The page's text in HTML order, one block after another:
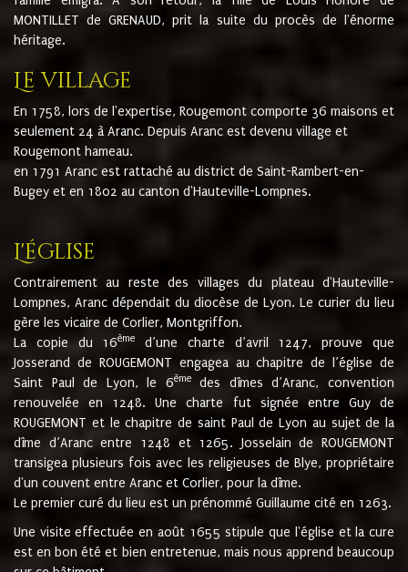
MONTILLET de GRENAUD, prit la suite du procès de l'énorme
héritage.
Le village
En 1758, lors de l'expertise, Rougemont comporte 36 maisons et
seulement 24 à Aranc. Depuis Aranc est devenu village et
Rougemont hameau.
en 1791 Aranc est rattaché au district de Saint-Rambert-en-
Bugey et en 1802 au canton d'Hauteville-Lompnes.
L'église
Contrairement au reste des villages du plateau d'Hauteville-
Lompnes, Aranc dépendait du diocèse de Lyon. Le curier du lieu
gère les vicaire de Corlier, Montgriffon.
La copie du 16ème
d’une charte d’avril 1247, prouve que
Josserand de ROUGEMONT engagea au chapitre de l’église de
Saint Paul de Lyon, le 6èmedes dîmes d’Aranc, convention
renouvelée en 1248. Une charte fut signée entre Guy de
ROUGEMONT et le chapitre de saint Paul de Lyon au sujet de la
dîme d’Aranc entre 1248 et 1265. Josselain de ROUGEMONT
transigea plusieurs fois avec les religieuses de Blye, propriétaire
d'un couvent entre Aranc et Corlier, pour la dîme.
Le premier curé du lieu est un prénommé Guillaume cité en 1263.
Une visite effectuée en août 1655 stipule que l'église et la cure
est en bon été et bien entretenue, mais nous apprend beaucoup